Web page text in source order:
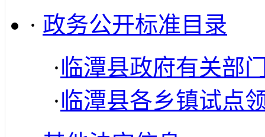
· 政务公开标准目录
·临潭县政府有关部
·临潭县各乡镇试点